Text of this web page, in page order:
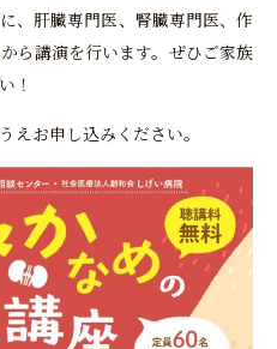
、肝臓専門医、腎臓専門医、作
ら講演を行います。ぜひご家族
！
えお申し込みください。